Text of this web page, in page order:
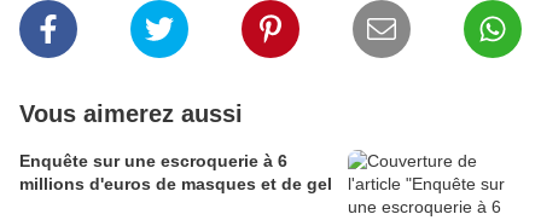
Vous aimerez aussi
Enquête sur une escroquerie à 6
millions d'euros de masques et de gel